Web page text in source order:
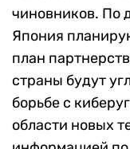
чиновников. По
Япония
план
страны будут
борьбе с
области новых